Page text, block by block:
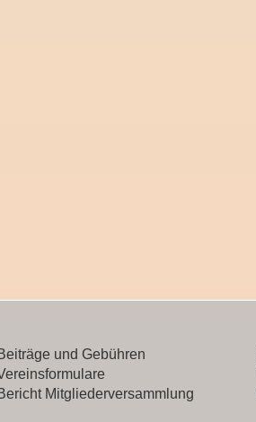
und Gebühren
Mitgliederversammlung